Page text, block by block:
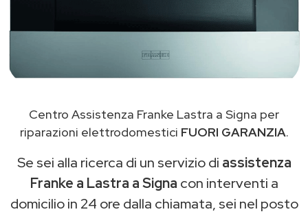
Centro Assistenza Franke Lastra a Signa per
riparazioni elettrodomestici FUORI GARANZIA.
Se sei alla ricerca di un servizio di assistenza
Franke a Lastra a Signa con interventi a
domicilio in 24 ore dalla chiamata, sei nel posto